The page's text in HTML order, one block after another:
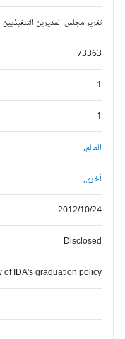
تقرير مجلس المديرين التنفيذيين
73363
العالم,
أخرى,
2012/10/24
Disclosed
of IDA's graduation policy